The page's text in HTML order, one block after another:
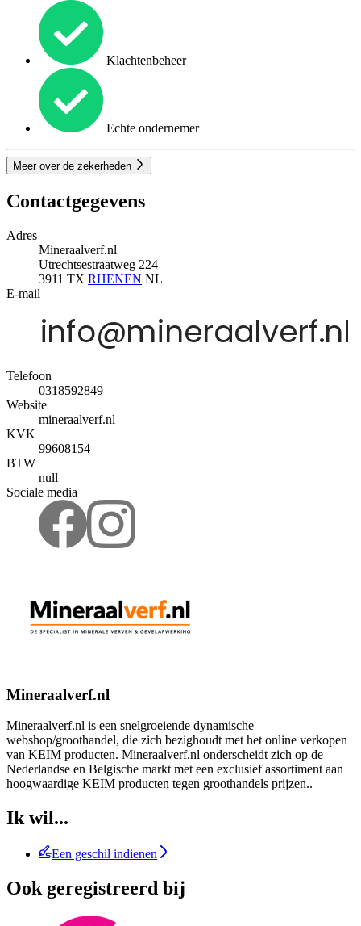
Klachtenbeheer
Echte ondernemer
Meer over de zekerheden
Contactgegevens
Adres
Mineraalverf.nl
Utrechtsestraatweg 224
3911 TX RHENEN NL
E-mail
Telefoon
0318592849
Website
mineraalverf.nl
KVK
99608154
BTW
null
Sociale media
Mineraalverf.nl
Mineraalverf.nl is een snelgroeiende dynamische
webshop/groothandel, die zich bezighoudt met het online verkopen
van KEIM producten. Mineraalverf.nl onderscheidt zich op de
Nederlandse en Belgische markt met een exclusief assortiment aan
hoogwaardige KEIM producten tegen groothandels prijzen..
Ik wil...
Een geschil indienen
Ook geregistreerd bij